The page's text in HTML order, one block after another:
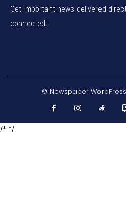
Get important news delivered
connected!
© Newspaper
/* */